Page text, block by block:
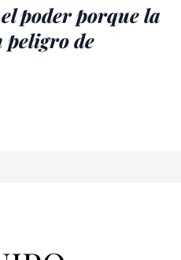
poder porque la
peligro de